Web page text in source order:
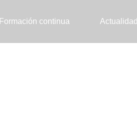
Formación continua Actualidad